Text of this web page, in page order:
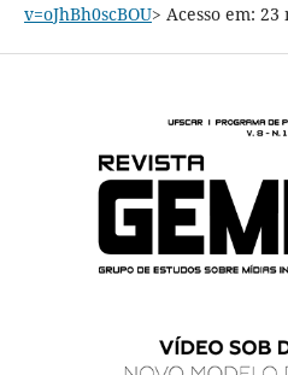
v=oJhBh0scBOU> Acesso em: 23